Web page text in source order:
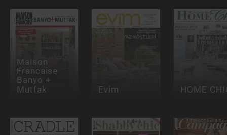
Maison
Francaise
Banyo +
Mutfak
Evim HOME